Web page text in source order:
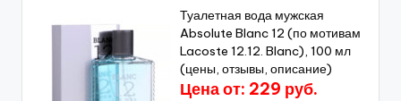
Туалетная вода мужская
Absolute Blanc 12 (по мотивам
Lacoste 12.12. Blanc), 100 мл
(цены, отзывы, описание)
Цена от: 229 руб.